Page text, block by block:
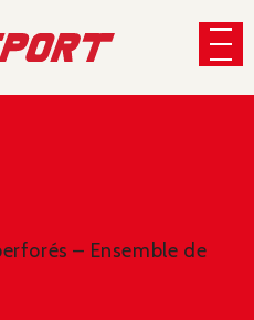
– Ensemble de